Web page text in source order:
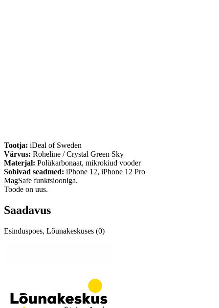
Tootja: iDeal of Sweden
Värvus: Roheline / Crystal Green Sky
Materjal: Polükarbonaat, mikrokiud vooder
Sobivad seadmed: iPhone 12, iPhone 12 Pro
MagSafe funktsiooniga.
Toode on uus.
Saadavus
Esinduspoes, Lõunakeskuses (0)